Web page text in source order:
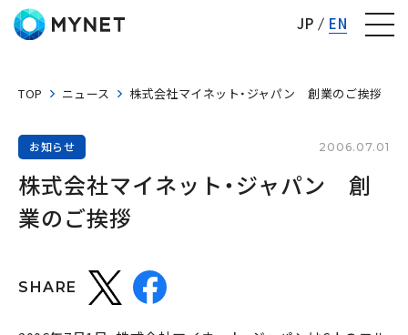
JP EN
TOP ニュース 株式会社マイネット・ジャパン 創業のご挨拶
お知らせ 2006.07.01
株式会社マイネット・ジャパン　創
業のご挨拶
SHARE